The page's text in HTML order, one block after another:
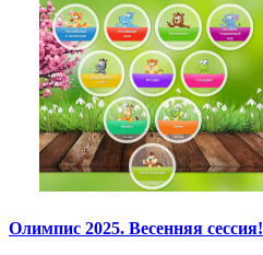
Олимпис 2025. Весенняя сессия!